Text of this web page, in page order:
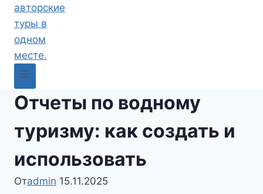
Отчеты по водному
туризму: как создать и
использовать
Отadmin 15.11.2025